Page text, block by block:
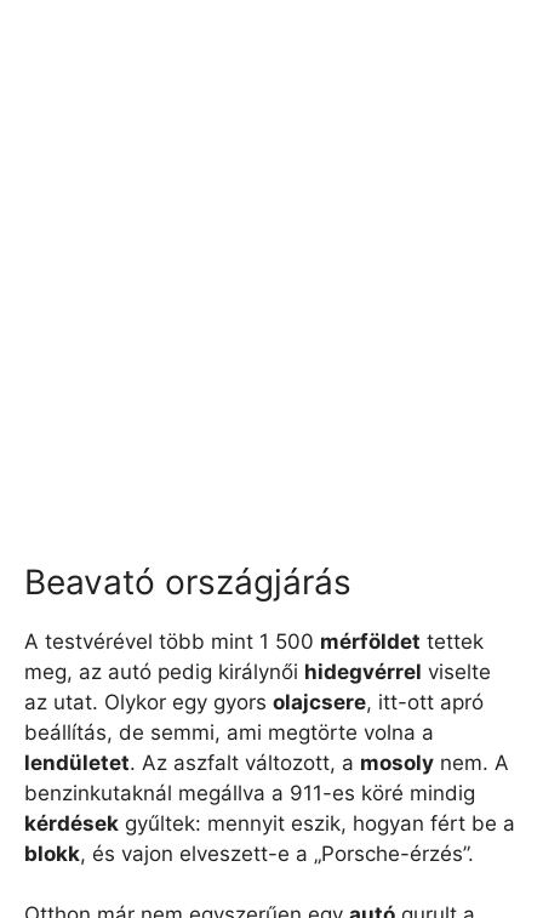
Beavató országjárás
A testvérével több mint 1 500 mérföldet tettek
meg, az autó pedig királynői hidegvérrel viselte
az utat. Olykor egy gyors olajcsere, itt-ott apró
beállítás, de semmi, ami megtörte volna a
lendületet. Az aszfalt változott, a mosoly nem. A
benzinkutaknál megállva a 911-es köré mindig
kérdések gyűltek: mennyit eszik, hogyan fért be a
blokk, és vajon elveszett-e a „Porsche-érzés”.